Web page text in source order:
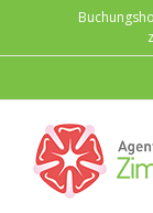
springen